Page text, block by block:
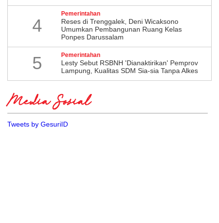
4
Pemerintahan
​Reses di Trenggalek, Deni Wicaksono
Umumkan Pembangunan Ruang Kelas
Ponpes Darussalam
5 Pemerintahan
Lesty Sebut RSBNH 'Dianaktirikan' Pemprov
Lampung, Kualitas SDM Sia-sia Tanpa Alkes
Media Sosial
Tweets by GesuriID